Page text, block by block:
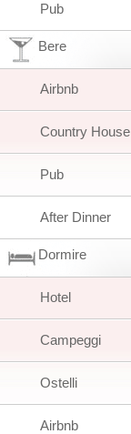
Pub
Bere
Airbnb
Country House
Pub
After Dinner
Dormire
Hotel
Campeggi
Ostelli
Airbnb